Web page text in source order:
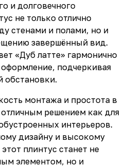
и долговечного
не только отлично
стенами и полами, но и
завершённый вид.
«Дуб латте» гармонично
подчеркивая
обстановки.
монтажа и простота в
отличным решением как для
интерьеров.
дизайну и высокому
плинтус станет не
элементом, но и